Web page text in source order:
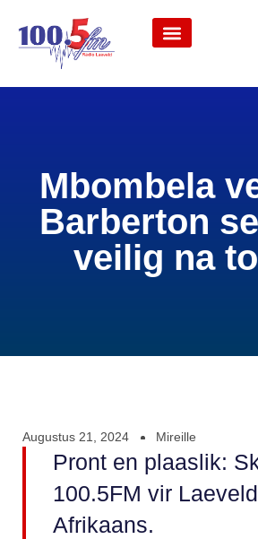
Mbombela
Barberton
veilig na
Augustus 21, 2024 Mireille
Pront en plaaslik:
100.5FM vir
Afrikaans.